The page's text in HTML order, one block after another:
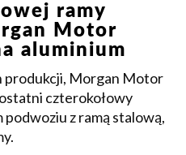
ramy
Motor
aluminium
produkcji, Morgan Motor
czterokołowy
z ramą stalową,